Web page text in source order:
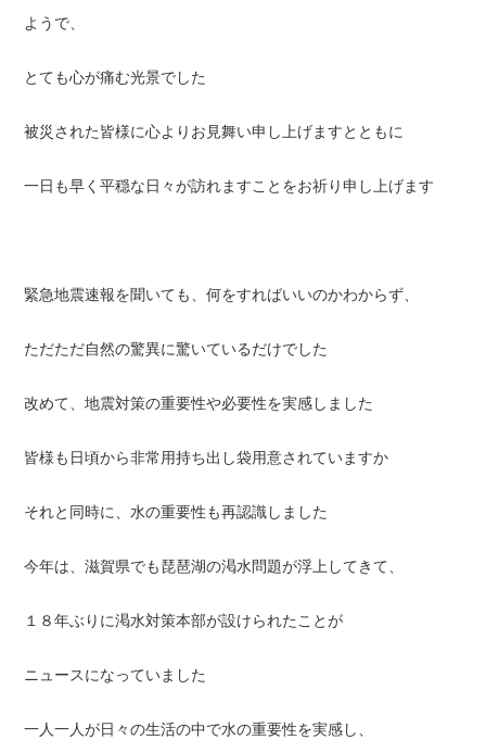
ようで、
とても心が痛む光景でした
被災された皆様に心よりお見舞い申し上げますとともに
一日も早く平穏な日々が訪れますことをお祈り申し上げます
緊急地震速報を聞いても、何をすればいいのかわからず、
ただただ自然の驚異に驚いているだけでした
改めて、地震対策の重要性や必要性を実感しました
皆様も日頃から非常用持ち出し袋用意されていますか
それと同時に、水の重要性も再認識しました
今年は、滋賀県でも琵琶湖の渇水問題が浮上してきて、
１８年ぶりに渇水対策本部が設けられたことが
ニュースになっていました
一人一人が日々の生活の中で水の重要性を実感し、